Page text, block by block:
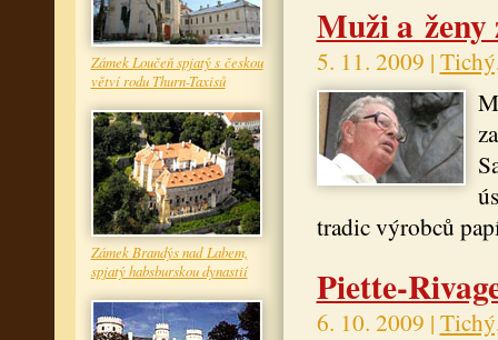
Zámek Loučeň spjatý s českou
větví rodu Thurn-Taxisů
Zámek Brandýs nad Labem,
spjatý habsburskou dynastií
Muži a ženy
5. 11. 2009 |
tradic výrobců
Piette-
6. 10. 2009 |